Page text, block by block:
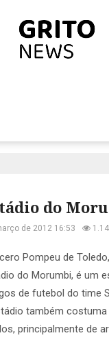
do
de 2012 16:53
Pompeu de
do Morumbi, é um
de futebol do time
também
principalmente de